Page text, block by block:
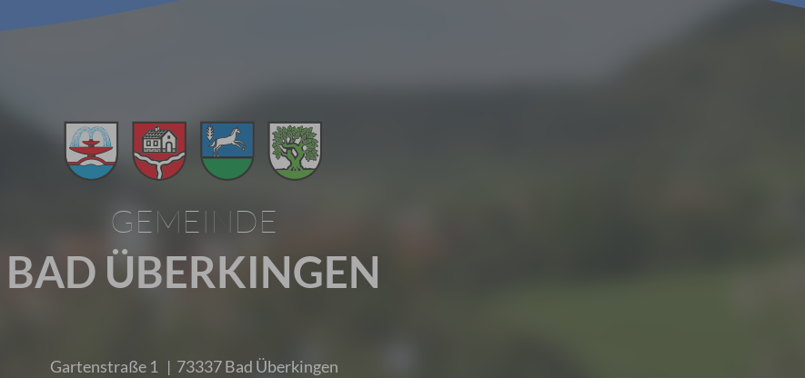
GEMEINDE
BAD ÜBERKINGEN
Gartenstraße 1 | 73337 Bad Überkingen